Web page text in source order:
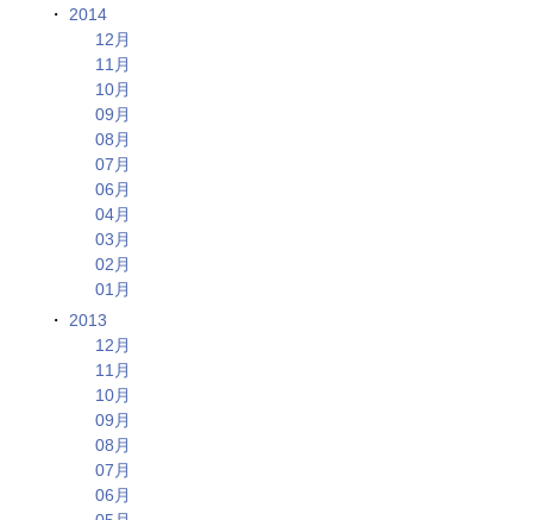
2014
12月
11月
10月
09月
08月
07月
06月
04月
03月
02月
01月
2013
12月
11月
10月
09月
08月
07月
06月